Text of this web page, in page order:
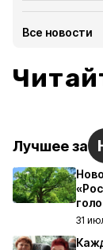
Все новости
Лучшее за
31